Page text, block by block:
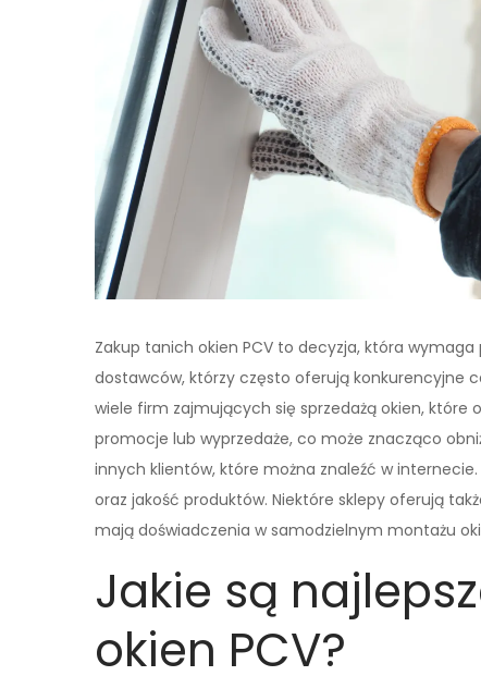
Zakup tanich okien PCV to decyzja, która
dostawców, którzy często oferują konkurencyjne
wiele firm zajmujących się sprzedażą okien, które
promocje lub wyprzedaże, co może znacząco
innych klientów, które można znaleźć w
oraz jakość produktów. Niektóre sklepy oferują
mają doświadczenia w samodzielnym montażu
Jakie są
okien PCV?